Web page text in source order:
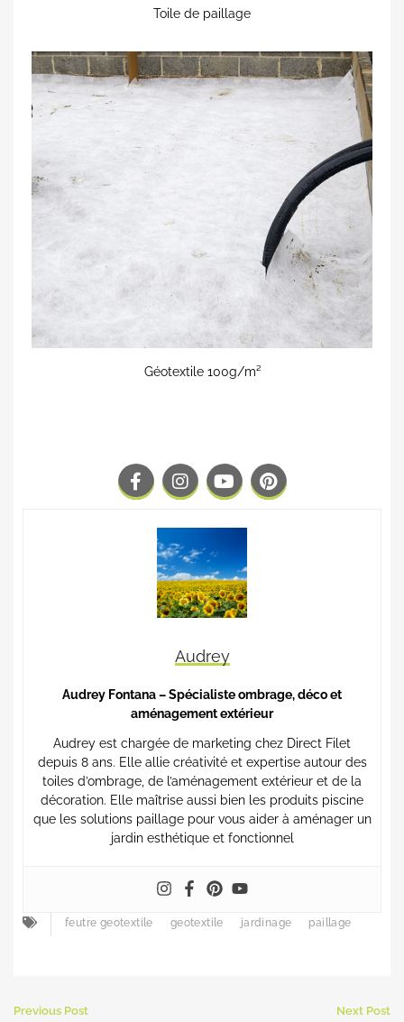
Toile de paillage
Géotextile 100g/m²
Audrey
Audrey Fontana – Spécialiste ombrage, déco et
aménagement extérieur
Audrey est chargée de marketing chez Direct Filet
depuis 8 ans. Elle allie créativité et expertise autour des
toiles d’ombrage, de l’aménagement extérieur et de la
décoration. Elle maîtrise aussi bien les produits piscine
que les solutions paillage pour vous aider à aménager un
jardin esthétique et fonctionnel
feutre geotextile geotextile jardinage paillage
Previous Post Next Post